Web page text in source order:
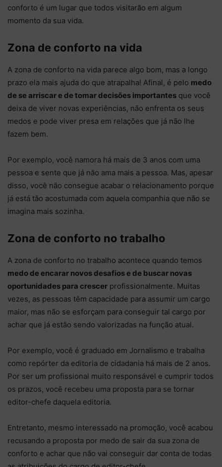
conforto é um lugar que todos visitarão em algum
momento da sua vida.
Zona de conforto na vida
A zona de conforto na vida parece algo bom, mas a longo
prazo ela mais ajuda do que atrapalha! Afinal, é pelo medo
de se arriscar e de tomar decisões importantes que você
deixa de viver novas experiências, não enfrenta os seus
medos e pode viver presa em relações que já não lhe
fazem bem.
Por exemplo, você namora há mais de 3 anos com uma
pessoa e sente que já não ama mais a pessoa. Mas, apesar
disso, você não consegue acabar o relacionamento porque
já está tão acostumada com aquela companhia que não se
imagina mais sozinha.
Zona de conforto no trabalho
A zona de conforto no trabalho acontece quando temos
medo de encarar novos desafios e de buscar novas
oportunidades para crescer profissionalmente. Muitas
vezes, as pessoas têm capacidade para assumir um cargo
maior, mas não se esforçam para conseguir tal cargo por
achar que já estão sendo valorizadas na função atual.
Por exemplo, você é graduado em Jornalismo e trabalha
como repórter da editoria de cidadania há mais de 2 anos.
Por ser um profissional muito responsável e cumprir todos
os prazos, você recebeu uma proposta para se tornar
editor-chefe daquela editoria.
Entretanto, mesmo interessado na promoção, você acabou
recusando a proposta por medo de sair da sua zona de
conforto e achar que não vai conseguir dar conta de todas